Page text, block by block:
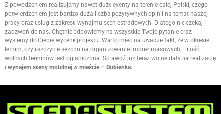
Z powodzeniem realizujemy nawet duże eventy na terenie całej Polski, czego
potwierdzeniem jest bardzo duża liczba pozytywnych opinii na temat naszej
pracy oraz usług z zakresu wynajmu scen estradowych. Dlatego nie czekaj i
zadzwoń do nas. Chętnie odpowiemy na wszystkie Twoje pytanie oraz
wyślemy do Ciebie wycenę projektu. Warto mieć na uwadze fakt, że w okresie
letnim, czyli szczycie sezonu na organizowanie imprez masowych – ilość
wolnych terminów jest ograniczona. Sprawdź już teraz wolne daty na realizację
i wynajem sceny mobilnej w mieście – Dubienka.